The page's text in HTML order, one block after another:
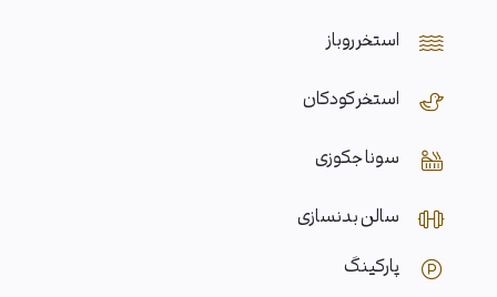
استخر روباز
استخر کودکان
سونا جکوزی
سالن بدنسازی
پارکینگ